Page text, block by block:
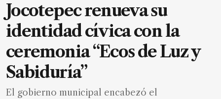
Jocotepec renueva su
identidad cívica con la
ceremonia “Ecos de Luz y
Sabiduría”
El gobierno municipal encabezó el